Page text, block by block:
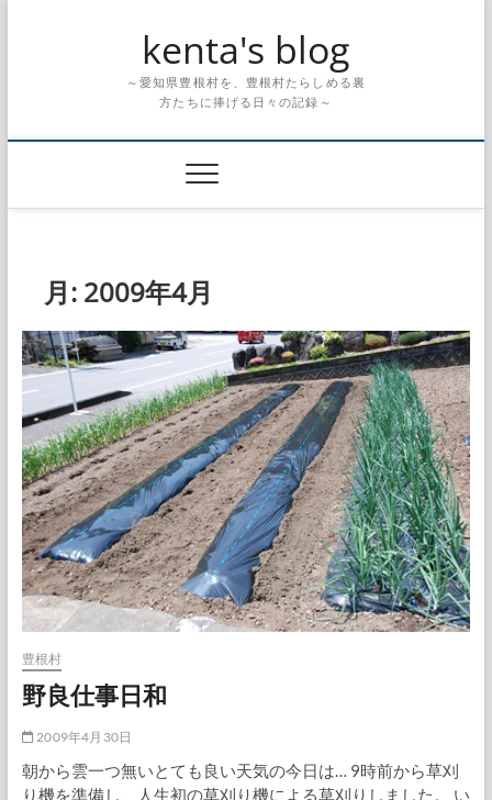
kenta's blog
～愛知県豊根村を、豊根村たらしめる裏
方たちに捧げる日々の記録～
月: 2009年4月
豊根村
野良仕事日和
2009年4月30日
朝から雲一つ無いとても良い天気の今日は… 9時前から草刈
り機を準備し、人生初の草刈り機による草刈りしました。 い